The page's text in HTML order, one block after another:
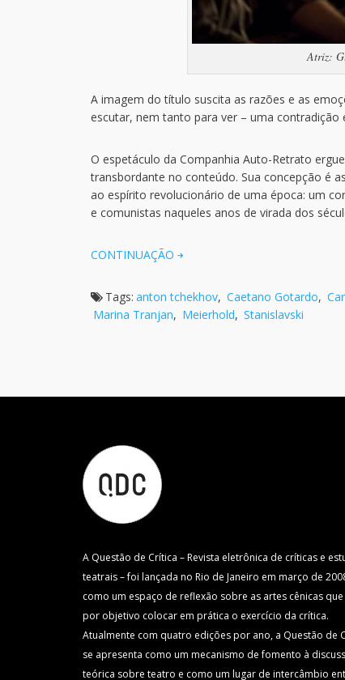
Atriz:
A imagem do título suscita as razões e as
escutar, nem tanto para ver – uma
O espetáculo da Companhia Auto-Retrato
transbordante no conteúdo. Sua concepção é
ao espírito revolucionário de uma época: um
e comunistas naqueles anos de virada dos
CONTINUAÇÃO
Tags: anton tchekhov, Caetano Gotardo,
Marina Tranjan, Meierhold, Stanislavski
A Questão de Crítica – Revista eletrônica de críticas e
teatrais – foi lançada no Rio de Janeiro em março de
como um espaço de reflexão sobre as artes cênicas
por objetivo colocar em prática o exercício da crítica.
Atualmente com quatro edições por ano, a Questão de
se apresenta como um mecanismo de fomento à
teórica sobre teatro e como um lugar de intercâmbio